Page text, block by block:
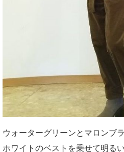
ウォーターグリーンとマロンブ
ホワイトのベストを乗せて明る